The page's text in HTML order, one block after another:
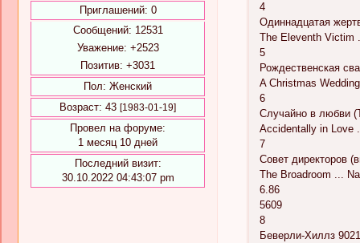
Приглашений: 0
Сообщений: 12531
Уважение: +2523
Позитив: +3031
Пол: Женский
Возраст: 43 [1983-01-19]
Провел на форуме:
1 месяц 10 дней
Последний визит:
30.10.2022 04:43:07 pm
4
Одиннадцатая
The Eleventh Victim
5
Рождественская
A Christmas
6
Случайно в любви
Accidentally in Love
7
Совет директоров
The Broadroom ...
6.86
5609
8
Беверли-Хиллз